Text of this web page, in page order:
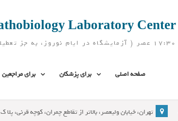
صفحه اصلی برای پزشکان برای مراجعین
تهران، خیابان ولیعصر، بالاتر از تقاطع چمران، کوچه قرنی، پلا ک 17